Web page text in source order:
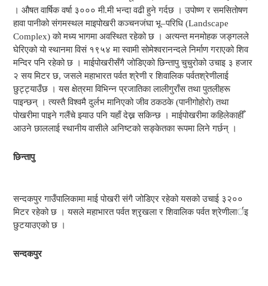
। औषत वार्षिक वर्षा ३००० मी.मी भन्दा वढी हुने गर्दछ । उपोष्ण र समसितोषण
हावा पानीको संगमस्थल माइपोखरी कञ्चनजंघा भू–परिधि (Landscape
Complex) को मध्य भागमा अवस्थित रहेको छ । अत्यन्त मनमोहक जङ्गलले
घेरिएको यो स्थानमा विसं १९५४ मा स्वामी सोमेश्वरानन्दले निर्माण गराएको शिव
मन्दिर पनि रहेको छ । माईपोखरीसँगै जोडिएको छिन्तापु चुचुरोको उचाइ ३ हजार
२ सय मिटर छ, जसले महाभारत पर्वत श्रेणी र शिवालिक पर्वतश्रेणीलाई
छुट्ट्याउँछ । यस क्षेत्रमा विभिन्न प्रजातिका लालीगुराँस तथा पुतलीहरू
पाइन्छन् । त्यस्तै विश्वमै दुर्लभ मानिएको जीव ठकठके (पानीगोहोरो) तथा
पोखरीमा पाइने गलैंचे झ्याउ पनि यहाँ देख्न सकिन्छ । माईपोखरीमा कहिलेकाहीँ
आउने छाललाई स्थानीय वासीले अनिष्टको सङ्केतका रूपमा लिने गर्छन् ।
छिन्तापु
सन्दकपुर गाउँपालिकामा माई पोखरी संगै जोडिएर रहेको यसको उचाई ३२००
मिटर रहेको छ । यसले महाभारत पर्वत श्रृखला र शिवालिक पर्वत श्रेणीलार्इ
छुटयाउएको छ ।
सन्दकपुर